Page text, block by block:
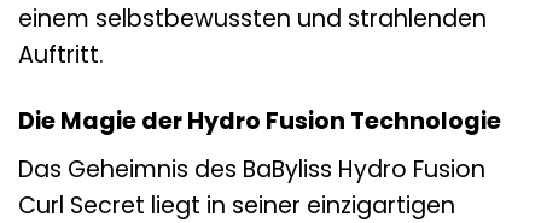
einem selbstbewussten und strahlenden
Auftritt.
Die Magie der Hydro Fusion Technologie
Das Geheimnis des BaByliss Hydro Fusion
Curl Secret liegt in seiner einzigartigen